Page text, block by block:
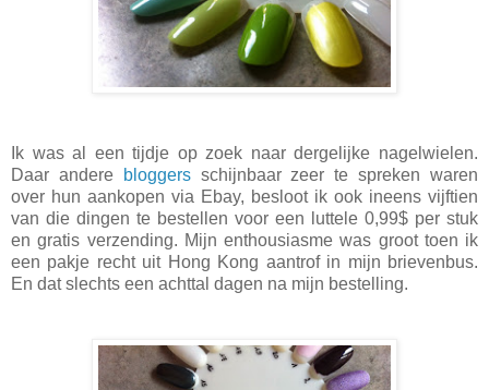
Ik was al een tijdje op zoek naar dergelijke nagelwielen.
Daar andere
bloggersschijnbaar zeer te spreken waren
over hun aankopen via Ebay, besloot ik ook ineens vijftien
van die dingen te bestellen voor een luttele 0,99$ per stuk
en gratis verzending. Mijn enthousiasme was groot toen ik
een pakje recht uit Hong Kong aantrof in mijn brievenbus.
En dat slechts een achttal dagen na mijn bestelling.